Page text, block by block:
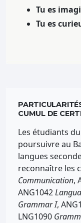
Tu es
Tu es
CUMUL DE
Les étudiants
poursuivre au
langues
reconnaître les
Communication,
ANG1042
Grammar I,
LNG1090